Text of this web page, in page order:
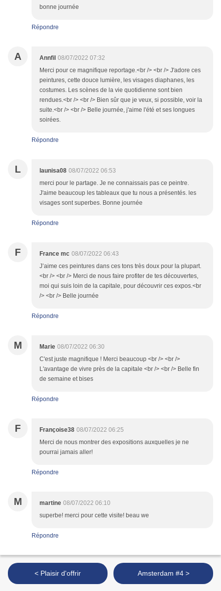
bonne journée
Répondre
A Annfil 08/07/2022 07:32
Merci pour ce magnifique reportage.<br /> <br /> J'adore ces
peintures, cette douce lumière, les visages diaphanes, les
costumes. Les scènes de la vie quotidienne sont bien
rendues.<br /> <br /> Bien sûr que je veux, si possible, voir la
suite.<br /> <br /> Belle journée, j'aime l'été et ses longues
soirées.
Répondre
L launisa08 08/07/2022 06:53
merci pour le partage. Je ne connaissais pas ce peintre.
J'aime beaucoup les tableaux que tu nous a présentés. les
visages sont superbes. Bonne journée
Répondre
F France mc 08/07/2022 06:43
J’aime ces peintures dans ces tons très doux pour la plupart.
<br /> <br /> Merci de nous faire profiter de tes découvertes,
moi qui suis loin de la capitale, pour découvrir ces expos.<br
/> <br /> Belle journée
Répondre
M Marie 08/07/2022 06:30
C'est juste magnifique ! Merci beaucoup <br /> <br />
L'avantage de vivre près de la capitale <br /> <br /> Belle fin
de semaine et bises
Répondre
F Françoise38 08/07/2022 06:25
Merci de nous montrer des expositions auxquelles je ne
pourrai jamais aller!
Répondre
M martine 08/07/2022 06:10
superbe! merci pour cette visite! beau we
Répondre
< Plaisir d'offrir Amsterdam #4 >